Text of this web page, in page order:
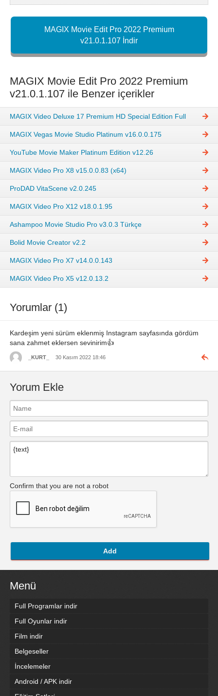
MAGIX Movie Edit Pro 2022 Premium
v21.0.1.107 İndir
MAGIX Movie Edit Pro 2022 Premium
v21.0.1.107 ile Benzer içerikler
MAGIX Video Deluxe 17 Premium HD Special Edition Full
MAGIX Vegas Movie Studio Platinum v16.0.0.175
YouTube Movie Maker Platinum Edition v12.26
MAGIX Video Pro X8 v15.0.0.83 (x64)
ProDAD VitaScene v2.0.245
MAGIX Video Pro X12 v18.0.1.95
Ashampoo Movie Studio Pro v3.0.3 Türkçe
Bolid Movie Creator v2.2
MAGIX Video Pro X7 v14.0.0.143
MAGIX Video Pro X5 v12.0.13.2
Yorumlar (1)
Kardeşim yeni sürüm eklenmiş Instagram sayfasında gördüm
sana zahmet eklersen sevinirim👍
_KURT_ 30 Kasım 2022 18:46
Yorum Ekle
Confirm that you are not a robot
Add
Menü
Full Programlar indir
Full Oyunlar indir
Film indir
Belgeseller
İncelemeler
Android / APK indir